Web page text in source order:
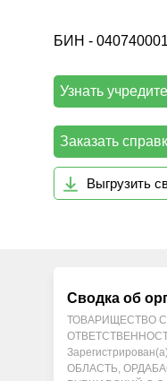
БИН -
Узнать
Заказать
Выгрузить
Сводка об
ТОВАРИЩЕСТВО
ОБЛАСТЬ,